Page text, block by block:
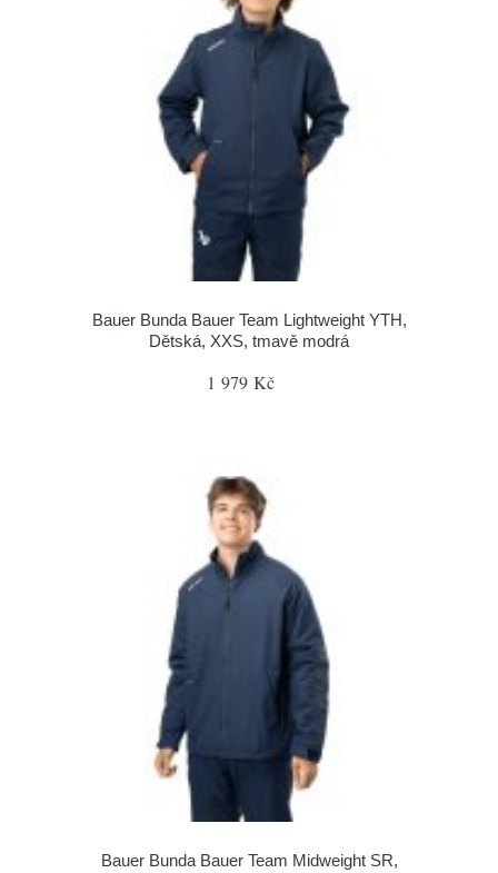
Bauer Bunda Bauer Team Lightweight YTH,
Dětská, XXS, tmavě modrá
1 979 Kč
Bauer Bunda Bauer Team Midweight SR,